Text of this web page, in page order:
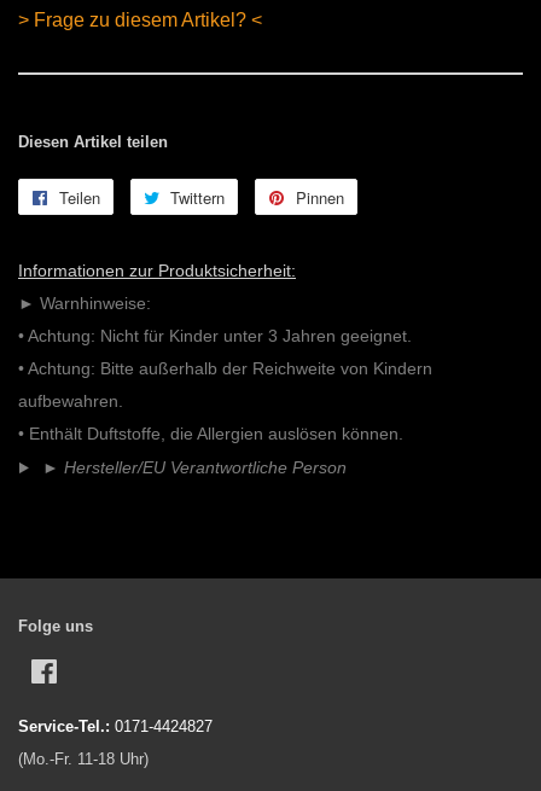
> Frage zu diesem Artikel? <
Diesen Artikel teilen
Teilen
teilen
Twittern
twittern
Pinnen
Informationen zur Produktsicherheit:
► Warnhinweise:
• Achtung: Nicht für Kinder unter 3 Jahren geeignet.
• Achtung: Bitte außerhalb der Reichweite von Kindern
aufbewahren.
• Enthält Duftstoffe, die Allergien auslösen können.
► Hersteller/EU Verantwortliche Person
Folge uns
Service-Tel.: 0171-4424827
(Mo.-Fr. 11-18 Uhr)